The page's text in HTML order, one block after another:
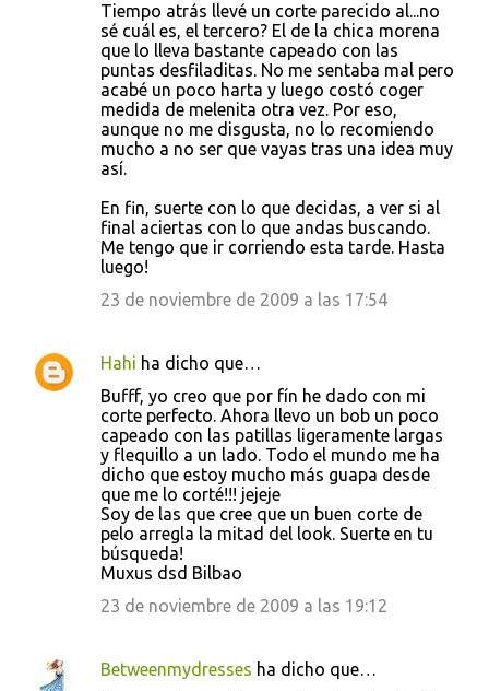
Tiempo atrás llevé un corte parecido al...no
sé cuál es, el tercero? El de la chica morena
que lo lleva bastante capeado con las
puntas desfiladitas. No me sentaba mal pero
acabé un poco harta y luego costó coger
medida de melenita otra vez. Por eso,
aunque no me disgusta, no lo recomiendo
mucho a no ser que vayas tras una idea muy
así.
En fin, suerte con lo que decidas, a ver si al
final aciertas con lo que andas buscando.
Me tengo que ir corriendo esta tarde. Hasta
luego!
23 de noviembre de 2009 a las 17:54
Hahi ha dicho que…
Bufff, yo creo que por fín he dado con mi
corte perfecto. Ahora llevo un bob un poco
capeado con las patillas ligeramente largas
y flequillo a un lado. Todo el mundo me ha
dicho que estoy mucho más guapa desde
que me lo corté!!! jejeje
Soy de las que cree que un buen corte de
pelo arregla la mitad del look. Suerte en tu
búsqueda!
Muxus dsd Bilbao
23 de noviembre de 2009 a las 19:12
Betweenmydresses ha dicho que…